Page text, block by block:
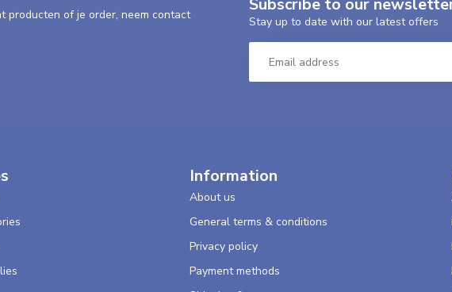
die je kon kopen :) dit product moet
producten of je order, neem contact
Subscribe to our
Stay up to date with our latest offers
Information
About us
General terms & conditions
Privacy policy
Payment methods